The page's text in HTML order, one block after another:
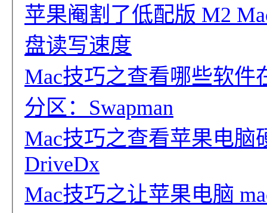
苹果阉割了低配版 M2
盘读写速度
Mac技巧之查看哪些软
分区：Swapman
Mac技巧之查看苹果电
DriveDx
Mac技巧之让苹果电脑